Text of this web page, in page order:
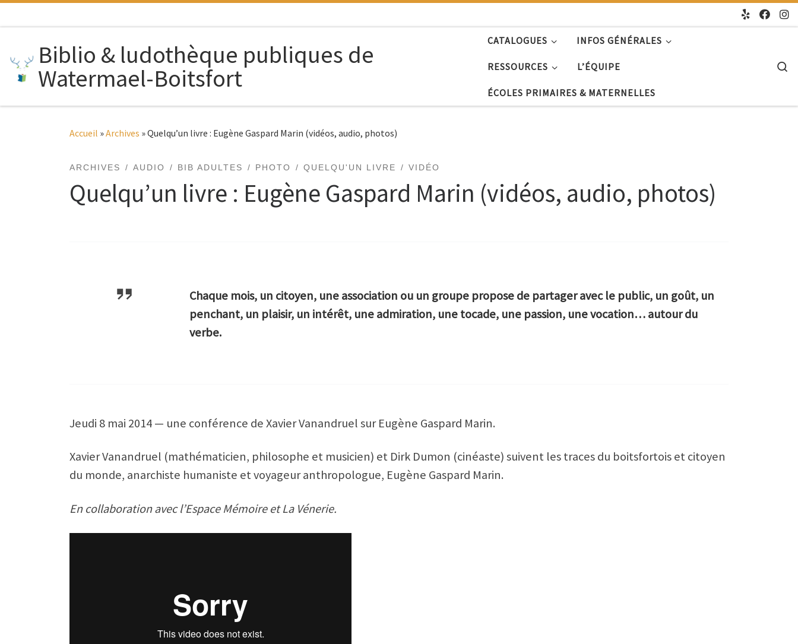
Biblio & ludothèque publiques de
Watermael-Boitsfort
CATALOGUES INFOS GÉNÉRALES
RESSOURCES L’ÉQUIPE
ÉCOLES PRIMAIRES & MATERNELLES
Accueil »Archives »Quelqu’un livre : Eugène Gaspard Marin (vidéos, audio, photos)
ARCHIVES AUDIO BIB ADULTES PHOTO QUELQU'UN LIVRE VIDÉO
Quelqu’un livre : Eugène Gaspard Marin (vidéos, audio, photos)
Chaque mois, un citoyen, une association ou un groupe propose de partager avec le public, un goût, un
penchant, un plaisir, un intérêt, une admiration, une tocade, une passion, une vocation… autour du
verbe.
Jeudi 8 mai 2014 — une conférence de Xavier Vanandruel sur Eugène Gaspard Marin.
Xavier Vanandruel (mathématicien, philosophe et musicien) et Dirk Dumon (cinéaste) suivent les traces du boitsfortois et citoyen
du monde, anarchiste humaniste et voyageur anthropologue, Eugène Gaspard Marin.
En collaboration avec l’Espace Mémoire et La Vénerie.